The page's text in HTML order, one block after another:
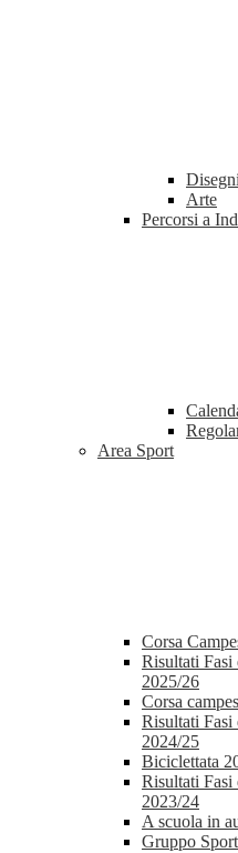
Arte
Percorsi a
Area Sport
Corsa
Risultati Fasi
2025/26
Corsa
Risultati Fasi
2024/25
Biciclettata
Risultati Fasi
2023/24
A scuola in
Gruppo